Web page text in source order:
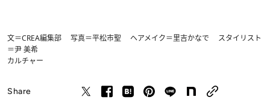
文＝CREA編集部 写真＝平松市聖 ヘアメイク＝里吉かなで スタイリスト
＝尹 美希
カルチャー
Share